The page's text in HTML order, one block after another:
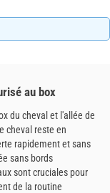
au box
du cheval et l'allée de
cheval reste en
rapidement et sans
sans bords
sont cruciales pour
de la routine